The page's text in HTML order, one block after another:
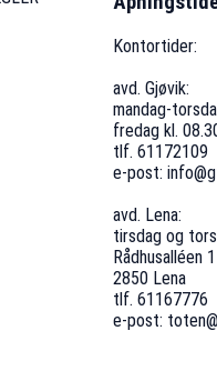
Kontortider:
avd. Gjøvik:
mandag-
fredag kl.
tlf. 61172109
e-post:
avd. Lena:
tirsdag og
Rådhusalléen 1
2850 Lena
tlf. 61167776
e-post: